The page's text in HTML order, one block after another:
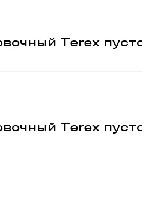
Terex
Terex